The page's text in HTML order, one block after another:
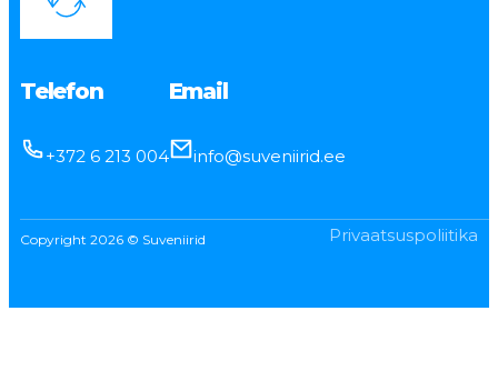
Telefon
+372 6 213 004
Email
info@suveniirid.ee
Copyright 2026 © Suveniirid Privaatsuspoliitika